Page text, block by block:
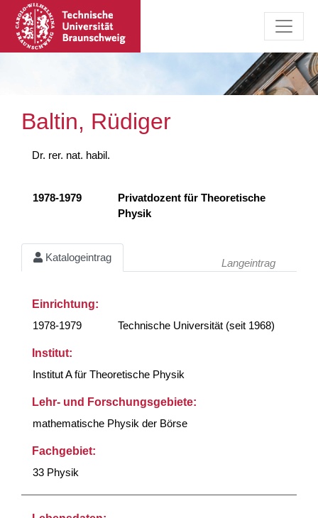
Baltin, Rüdiger
Dr. rer. nat. habil.
1978-1979
Privatdozent für Theoretische
Physik
Katalogeintrag Langeintrag
Einrichtung:
1978-1979
Technische Universität (seit 1968)
Institut:
Institut A für Theoretische Physik
Lehr- und Forschungsgebiete:
mathematische Physik der Börse
Fachgebiet:
33 Physik